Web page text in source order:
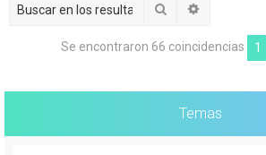
Buscar
Se encontraron 66 coincidencias 1
Temas